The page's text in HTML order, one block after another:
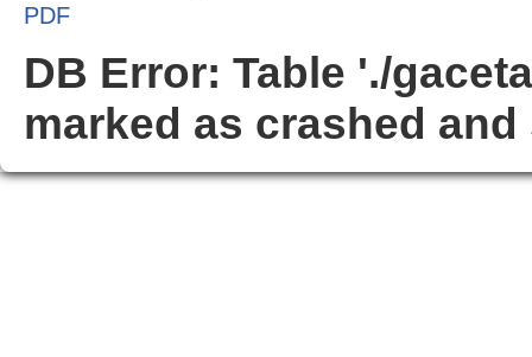
PDF
DB Error: Table './
marked as crashed